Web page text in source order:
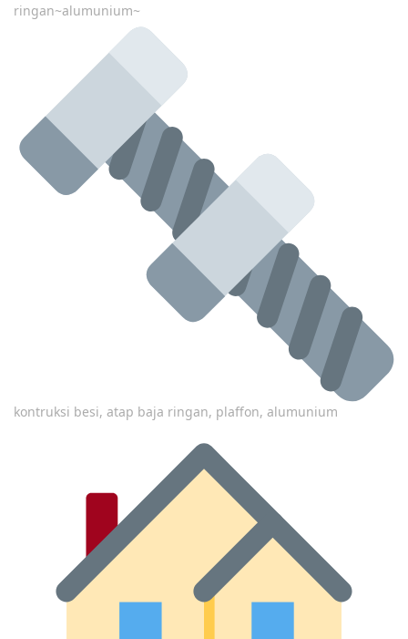
ringan~alumunium~
kontruksi besi, atap baja ringan, plaffon, alumunium